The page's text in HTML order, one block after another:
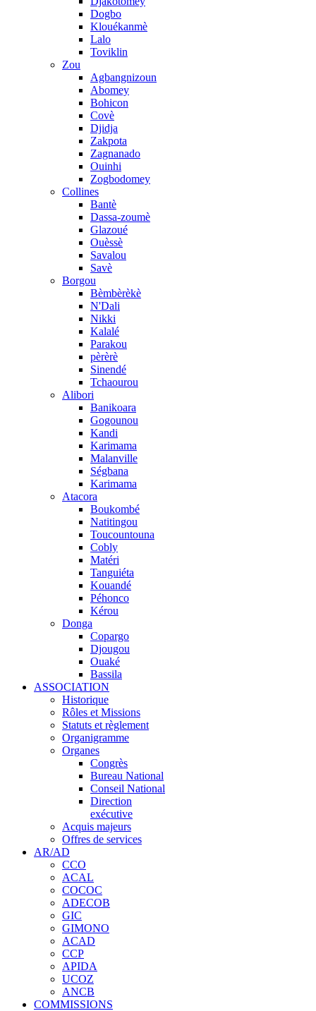
Dogbo
Klouékanmè
Lalo
Toviklin
Zou
Agbangnizoun
Abomey
Bohicon
Covè
Djidja
Zakpota
Zagnanado
Ouinhi
Zogbodomey
Collines
Bantè
Dassa-zoumè
Glazoué
Ouèssè
Savalou
Savè
Borgou
Bèmbèrèkè
N'Dali
Nikki
Kalalé
Parakou
pèrèrè
Sinendé
Tchaourou
Alibori
Banikoara
Gogounou
Kandi
Karimama
Malanville
Ségbana
Karimama
Atacora
Boukombé
Natitingou
Toucountouna
Cobly
Matéri
Tanguiéta
Kouandé
Péhonco
Kérou
Donga
Copargo
Djougou
Ouaké
Bassila
ASSOCIATION
Historique
Rôles et Missions
Statuts et règlement
Organigramme
Organes
Congrès
Bureau National
Conseil National
Direction
exécutive
Acquis majeurs
Offres de services
AR/AD
CCO
ACAL
COCOC
ADECOB
GIC
GIMONO
ACAD
CCP
APIDA
UCOZ
ANCB
COMMISSIONS